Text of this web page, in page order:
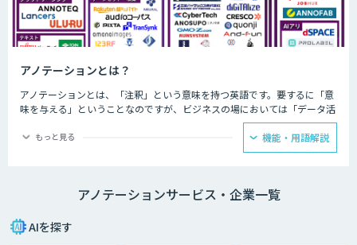
アノテーションとは？
アノテーションとは、「注釈」という意味を持つ英語です。要するに「意
味を与える」ということなのですが、ビジネスの場においては「データ活
用」の際に利用されることが多い傾向にあります。そのため、IT用語とし
ては「あるデータに対してタグやメタデータなどの情報を与えること」と
場が勢いを増しているという背景もあり、アノテーションの需要も高まり
る」という極めて重要な業務であり、大量のデータを分析していく上では
欠かせません。
もっと見る 機能・用語解説
アノテーションサービス・企業一覧
AIを探す